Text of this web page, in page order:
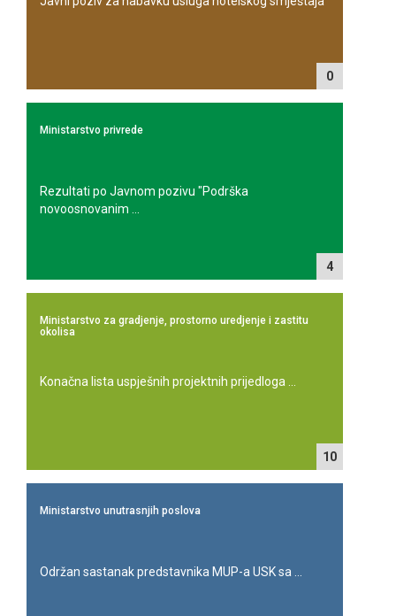
0
Ministarstvo privrede
4
Rezultati po Javnom pozivu "Podrška
novoosnovanim ...
Ministarstvo za gradjenje, prostorno uredjenje i zastitu
okolisa
10
Konačna lista uspješnih projektnih prijedloga ...
Ministarstvo unutrasnjih poslova
Održan sastanak predstavnika MUP-a USK sa ...